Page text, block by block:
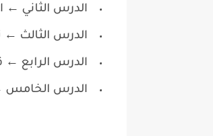
الدرس الثاني ←
الدرس الثالث ←
الدرس الرابع ←
الدرس الخامس